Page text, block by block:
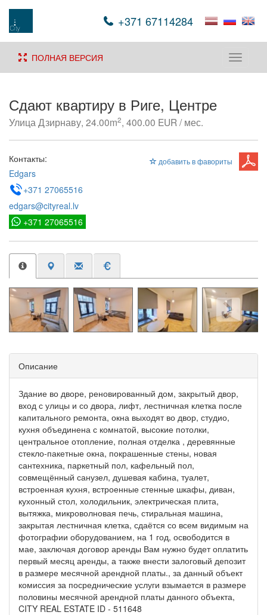
+371 67114284
Toggle
ПОЛНАЯ ВЕРСИЯ
Сдают квартиру в Риге, Центре
Улица Дзирнаву, 24.00m2, 400.00 EUR / мес.
добавить в фавориты
Контакты:
Edgars
+371 27065516
edgars@cityreal.lv
+371 27065516
Описание
Здание во дворе, реновированный дом, закрытый двор,
вход с улицы и со двора, лифт, лестничная клетка после
капитального ремонта, окна выходят во двор, студио,
кухня объединена с комнатой, высокие потолки,
центральное отопление, полная отделка , деревянные
стекло-пакетные окна, покрашенные стены, новая
сантехника, паркетный пол, кафельный пол,
совмещённый санузел, душевая кабина, туалет,
встроенная кухня, встроенные стенные шкафы, диван,
кухонный стол, холодильник, электрическая плита,
вытяжка, микроволновая печь, стиральная машина,
закрытая лестничная клетка, сдаётся со всем видимым на
фотографии оборудованием, на 1 год, освободится в
мае, заключая договор аренды Вам нужно будет оплатить
первый месяц аренды, а также внести залоговый депозит
в размере месячной арендной платы., за данный объект
комиссия за посреднические услуги взымается в размере
половины месячной арендной платы данного объекта,
CITY REAL ESTATE ID - 511648